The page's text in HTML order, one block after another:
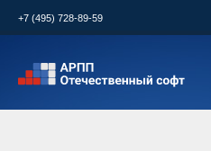
+7 (495) 728-89-59